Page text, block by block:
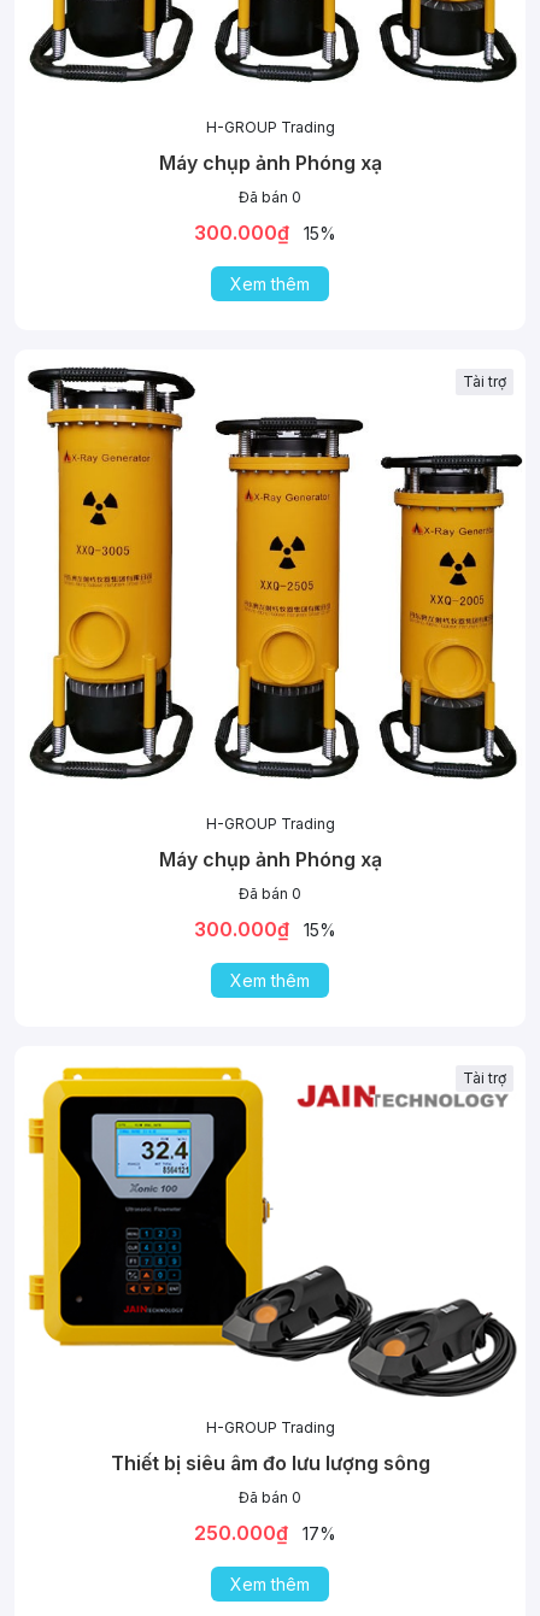
H-GROUP Trading
Máy chụp ảnh Phóng xạ
Đã bán 0
300.000₫ 15%
Xem thêm
Tài trợ
H-GROUP Trading
Máy chụp ảnh Phóng xạ
Đã bán 0
300.000₫ 15%
Xem thêm
Tài trợ
H-GROUP Trading
Thiết bị siêu âm đo lưu lượng sông
Đã bán 0
250.000₫ 17%
Xem thêm